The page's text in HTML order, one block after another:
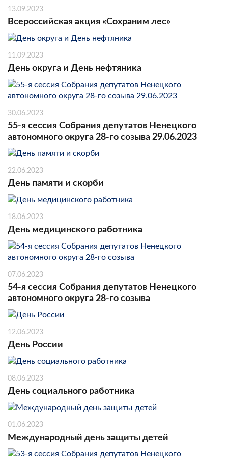
13.09.2023
Всероссийская акция «Сохраним лес»
11.09.2023
День округа и День нефтяника
30.06.2023
55-я сессия Собрания депутатов Ненецкого
автономного округа 28-го созыва 29.06.2023
22.06.2023
День памяти и скорби
18.06.2023
День медицинского работника
07.06.2023
54-я сессия Собрания депутатов Ненецкого
автономного округа 28-го созыва
12.06.2023
День России
08.06.2023
День социального работника
01.06.2023
Международный день защиты детей